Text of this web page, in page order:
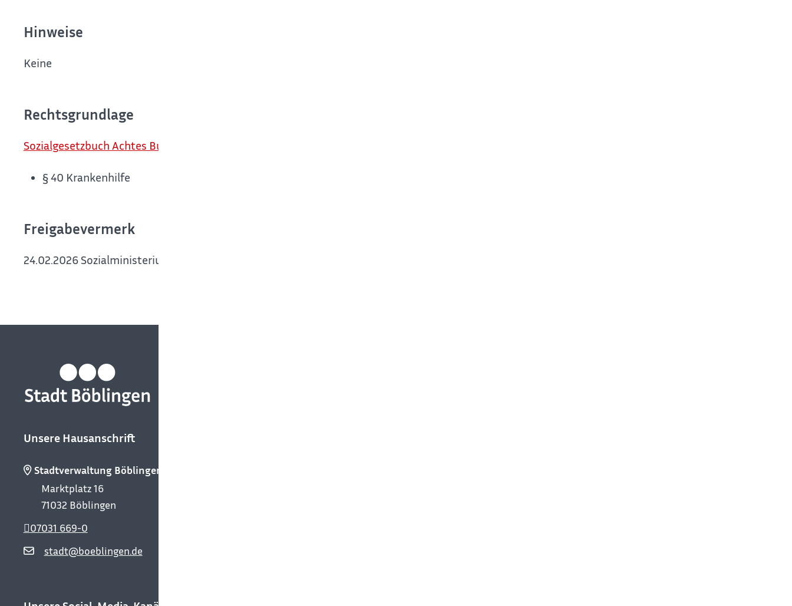
Hinweise
Keine
Rechtsgrundlage
Sozialgesetzbuch Achtes Buch (SGB VIII)
§ 40 Krankenhilfe
Freigabevermerk
24.02.2026 Sozialministerium Baden-Württemberg
Unsere Hausanschrift
Stadtverwaltung Böblingen
Marktplatz 16
71032 Böblingen
stadt@boeblingen.de
07031 669-0